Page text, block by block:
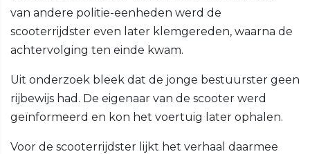
van andere politie-eenheden werd de
scooterrijdster even later klemgereden, waarna de
achtervolging ten einde kwam.
Uit onderzoek bleek dat de jonge bestuurster geen
rijbewijs had. De eigenaar van de scooter werd
geïnformeerd en kon het voertuig later ophalen.
Voor de scooterrijdster lijkt het verhaal daarmee